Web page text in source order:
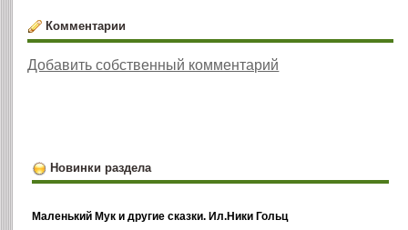
Комментарии
Добавить собственный комментарий
Новинки раздела
Маленький Мук и другие сказки. Ил.Ники Гольц